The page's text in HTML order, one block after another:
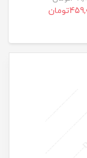
تومان